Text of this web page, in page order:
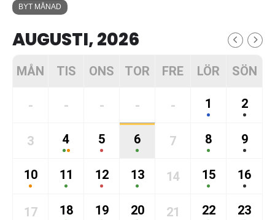
BYT MÅNAD
AUGUSTI, 2026
MÅN TIS ONS TOR FRE LÖR SÖN
- - - - - 1 2
3 4 5 6 7 8 9
10 11 12 13 14 15 16
17 18 19 20 21 22 23